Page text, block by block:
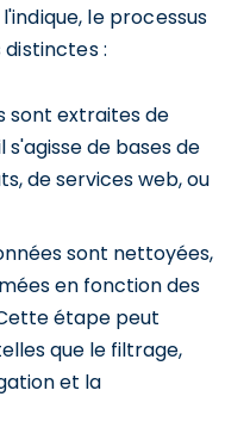
le processus
:
sont extraites de
de bases de
de services web, ou
sont nettoyées,
en fonction des
étape peut
que le filtrage,
et la